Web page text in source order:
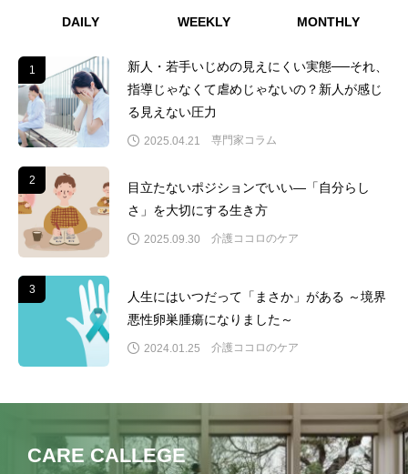
DAILY WEEKLY MONTHLY
1
新人・若手いじめの見えにくい実態──それ、
指導じゃなくて虐めじゃないの？新人が感じ
る見えない圧力
2025.04.21 専門家コラム
2
目立たないポジションでいい―「自分らし
さ」を大切にする生き方
2025.09.30 介護ココロのケア
3
人生にはいつだって「まさか」がある ～境界
悪性卵巣腫瘍になりました～
2024.01.25 介護ココロのケア
CARE CALLEGE